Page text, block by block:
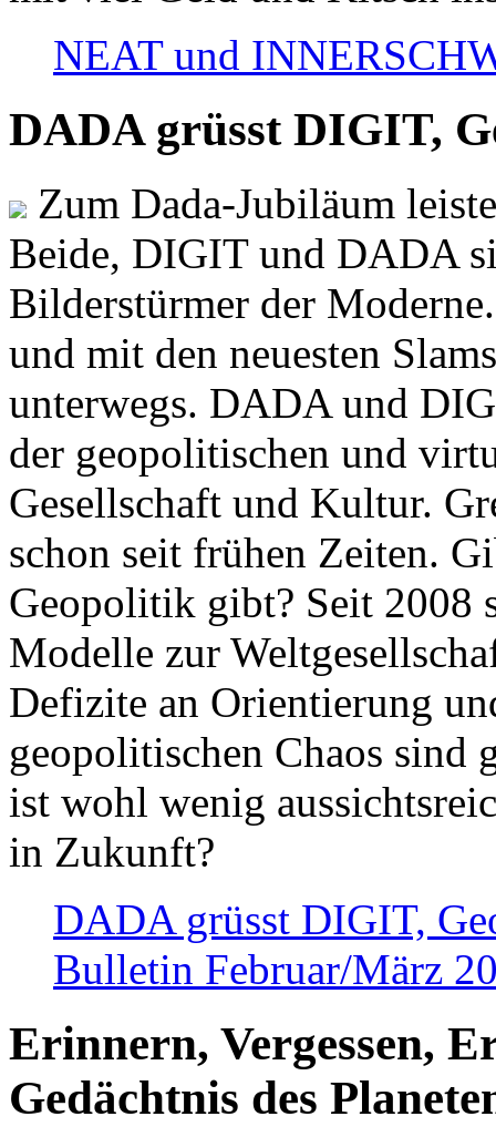
NEAT und
DADA grüsst DIGIT,
Zum Dada-Jubiläum
Beide, DIGIT und DADA
Bilderstürmer der
und mit den neuesten
unterwegs. DADA und
der geopolitischen und
Gesellschaft und Kultur.
schon seit frühen Zeiten.
Geopolitik gibt? Seit 2008
Modelle zur
Defizite an Orientierung
geopolitischen Chaos sind
ist wohl wenig
in Zukunft?
DADA grüsst DIGIT,
Bulletin Februar/März
Erinnern, Vergessen,
Gedächtnis des